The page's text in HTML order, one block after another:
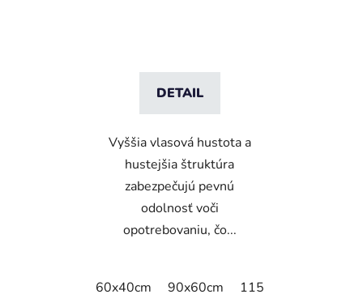
DETAIL
Vyššia vlasová hustota a
hustejšia štruktúra
zabezpečujú pevnú
odolnosť voči
opotrebovaniu, čo...
60x40cm 90x60cm 115x115cm